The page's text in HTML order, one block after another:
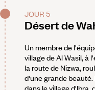
JOUR 5
Désert de
Un membre de
village de Al Wasil, à
la route de Nizwa,
d'une grande